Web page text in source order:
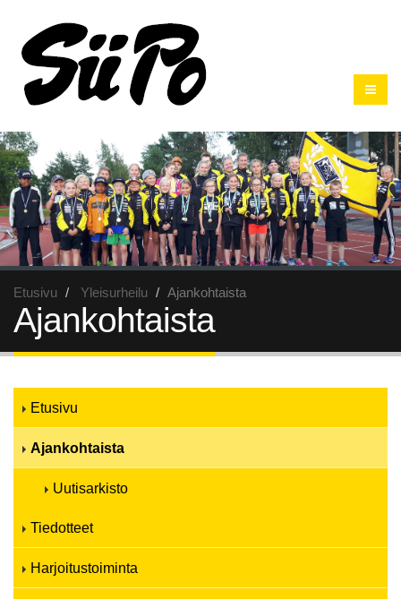
Etusivu Yleisurheilu Ajankohtaista
Ajankohtaista
Etusivu
Ajankohtaista
Uutisarkisto
Tiedotteet
Harjoitustoiminta